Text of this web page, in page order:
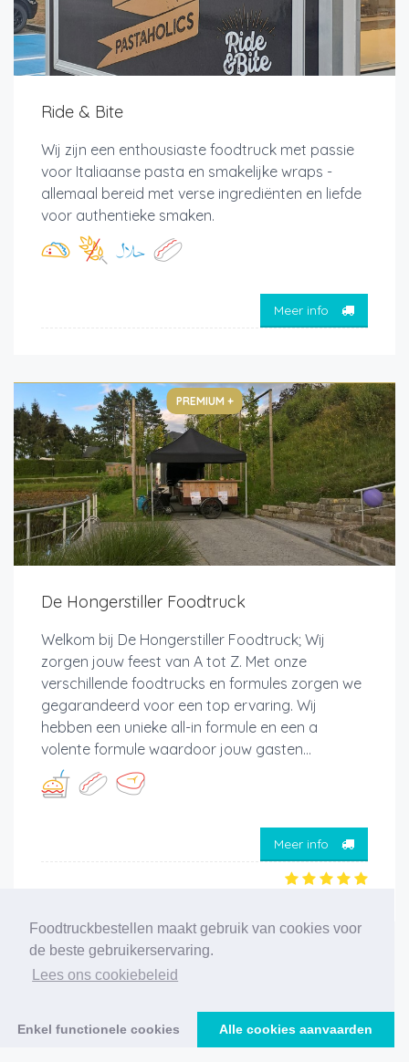
Foodtruckbestellen maakt gebruik van cookies voor
de beste gebruikerservaring.
Lees ons cookiebeleid
Enkel functionele cookies Alle cookies aanvaarden
Ride & Bite
Wij zijn een enthousiaste foodtruck met passie
voor Italiaanse pasta en smakelijke wraps -
allemaal bereid met verse ingrediënten en liefde
voor authentieke smaken.
Meer info
PREMIUM +
De Hongerstiller Foodtruck
Welkom bij De Hongerstiller Foodtruck; Wij
zorgen jouw feest van A tot Z. Met onze
verschillende foodtrucks en formules zorgen we
gegarandeerd voor een top ervaring. Wij
hebben een unieke all-in formule en een a
volente formule waardoor jouw gasten...
Meer info
‹ 3 4
186 foodtrucks gevonden